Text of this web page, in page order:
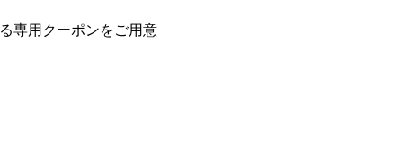
専用クーポンをご用意